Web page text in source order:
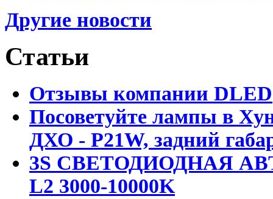
Другие новости
Статьи
Отзывы компании DLED
Посоветуйте лампы в
ДХО - P21W, задний
3S СВЕТОДИОДНАЯ
L2 3000-10000K